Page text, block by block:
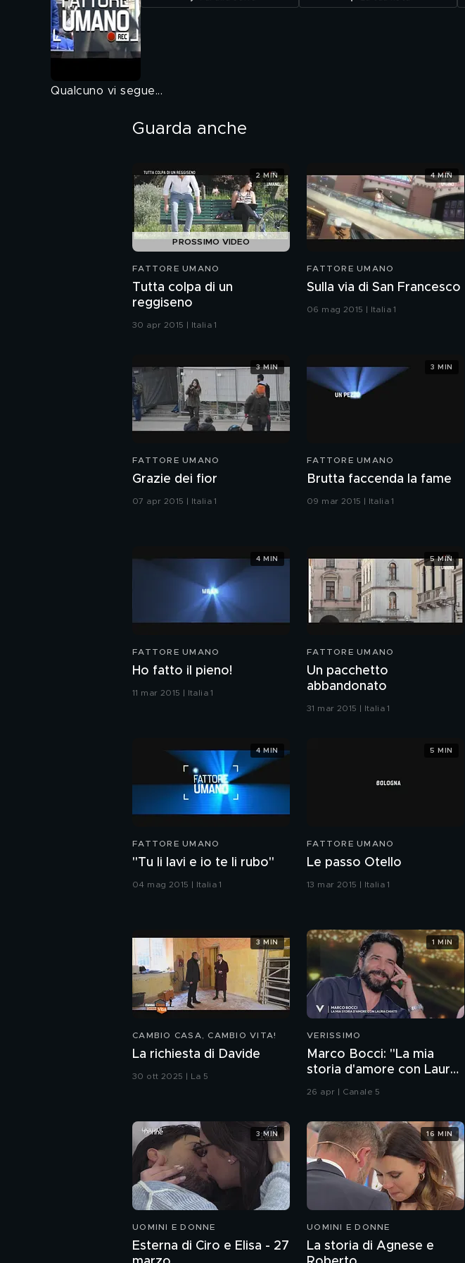
Qualcuno vi segue...
Guarda anche
PROSSIMO VIDEO
FATTORE UMANO
Tutta colpa di un
reggiseno
30 apr 2015 | Italia 1
2 MIN
FATTORE UMANO
Sulla via di San Francesco
06 mag 2015 | Italia 1
4 MIN
FATTORE UMANO
Grazie dei fior
07 apr 2015 | Italia 1
3 MIN
FATTORE UMANO
Brutta faccenda la fame
09 mar 2015 | Italia 1
3 MIN
FATTORE UMANO
Ho fatto il pieno!
11 mar 2015 | Italia 1
4 MIN
FATTORE UMANO
Un pacchetto
abbandonato
31 mar 2015 | Italia 1
5 MIN
FATTORE UMANO
"Tu li lavi e io te li rubo"
04 mag 2015 | Italia 1
4 MIN
FATTORE UMANO
Le passo Otello
13 mar 2015 | Italia 1
5 MIN
CAMBIO CASA, CAMBIO VITA!
La richiesta di Davide
30 ott 2025 | La 5
3 MIN
VERISSIMO
Marco Bocci: "La mia
storia d'amore con Laura
Chiatti"
26 apr | Canale 5
1 MIN
UOMINI E DONNE
Esterna di Ciro e Elisa - 27
3 MIN
UOMINI E DONNE
La storia di Agnese e
16 MIN